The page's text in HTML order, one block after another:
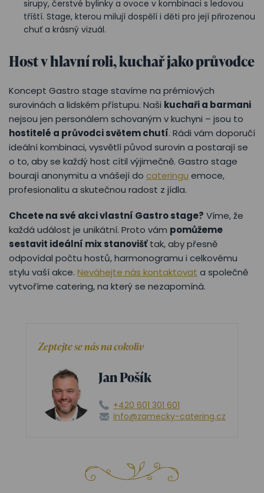
sirupy, čerstvé bylinky a ovoce v kombinaci s ledovou
tříští. Stage, kterou milují dospělí i děti pro její přirozenou
chuť a krásný vizuál.
Host v hlavní roli, kuchař jako průvodce
Koncept Gastro stage stavíme na prémiových
surovinách a lidském přístupu. Naši kuchaři a barmani
nejsou jen personálem schovaným v kuchyni – jsou to
hostitelé a průvodci světem chutí. Rádi vám doporučí
ideální kombinaci, vysvětlí původ surovin a postarají se
o to, aby se každý host cítil výjimečně. Gastro stage
bourají anonymitu a vnášejí do cateringu emoce,
profesionalitu a skutečnou radost z jídla.
Chcete na své akci vlastní Gastro stage? Víme, že
každá událost je unikátní. Proto vám pomůžeme
sestavit ideální mix stanovišťtak, aby přesně
odpovídal počtu hostů, harmonogramu i celkovému
stylu vaší akce. Neváhejte nás kontaktovat a společně
vytvoříme catering, na který se nezapomíná.
Zeptejte se nás na cokoliv
Jan Pošík
+420 601 301 601
info@zamecky-catering.cz